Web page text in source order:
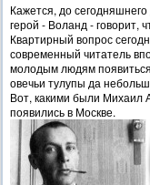
Кажется, до
герой - Воланд - говорит,
Квартирный вопрос
современный читатель
молодым людям
овечьи тулупы да
Вот, какими были Михаил
появились в Москве.